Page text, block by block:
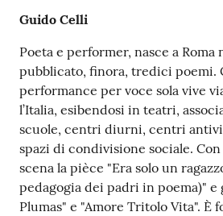
Guido Celli
Poeta e performer, nasce a Roma
pubblicato, finora, tredici poemi.
performance per voce sola vive
l’Italia, esibendosi in teatri,
scuole, centri diurni, centri
spazi di condivisione sociale.
scena la pièce "Era solo un
pedagogia dei padri in poema)" e
Plumas" e "Amore Tritolo Vita". È